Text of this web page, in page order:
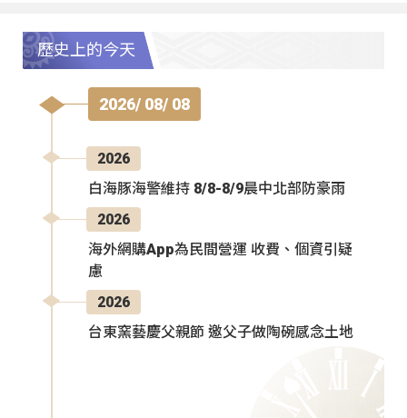
歷史上的今天
2026/ 08/ 08
2026
白海豚海警維持 8/8-8/9晨中北部防豪雨
2026
海外網購App為民間營運 收費、個資引疑
慮
2026
台東窯藝慶父親節 邀父子做陶碗感念土地